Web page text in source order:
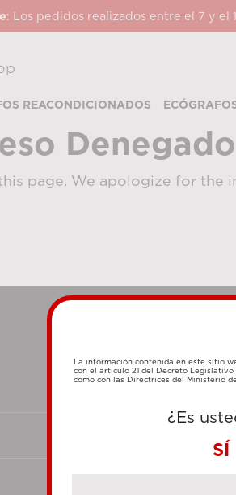
: Los pedidos realizados entre el 7 y el
REACONDICIONADOS
Denegado
page. We apologize for the
DE
La información contenida en este sitio
con el artículo 21 del Decreto Legislativo
como con las Directrices del Ministerio
¿Es
SÍ